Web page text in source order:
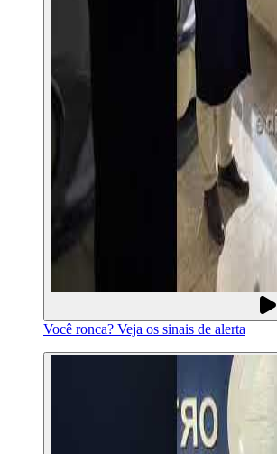
Você ronca? Veja os sinais de alerta